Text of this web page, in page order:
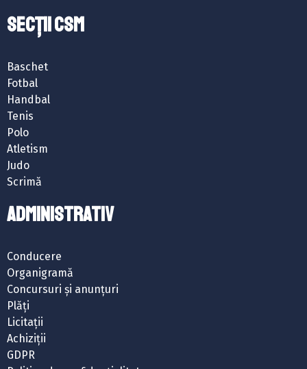
SECȚII CSM
Baschet
Fotbal
Handbal
Tenis
Polo
Atletism
Judo
Scrimă
ADMINISTRATIV
Conducere
Organigramă
Concursuri și anunțuri
Plăți
Licitații
Achiziții
GDPR